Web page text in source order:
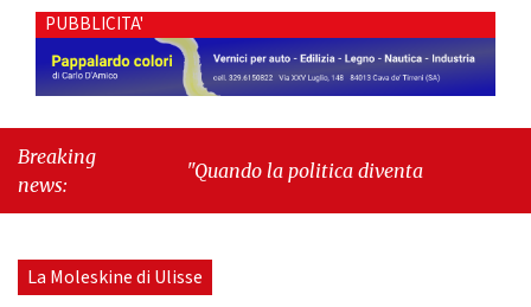
PUBBLICITA'
Breaking
news:
"Quando la politica diventa autobiografia"
La Moleskine di Ulisse